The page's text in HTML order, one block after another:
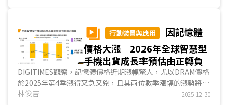
行動裝置與應用
因記憶體
價格大漲 2026年全球智慧型
手機出貨成長率預估由正轉負
DIGITIMES觀察，記憶體價格近期漲幅驚人，尤以DRAM價格
於2025年第4季漲得又急又兇，且其兩位數季漲幅的漲勢將延
續至2026年首季，嚴重衝擊包含智慧型手機在內的消費性電
林俊吉 2025-12-30